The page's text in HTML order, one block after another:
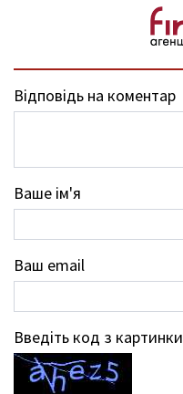
Відповідь на коментар
Ваше ім'я
Ваш email
Введіть код з картинки